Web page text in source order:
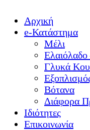
Αρχική
e-Κατάστημα
Μέλι
Ελαιόλαδο
Γλυκά
Βότανα
Διάφορα
Ιδιότητες
Επικοινωνία